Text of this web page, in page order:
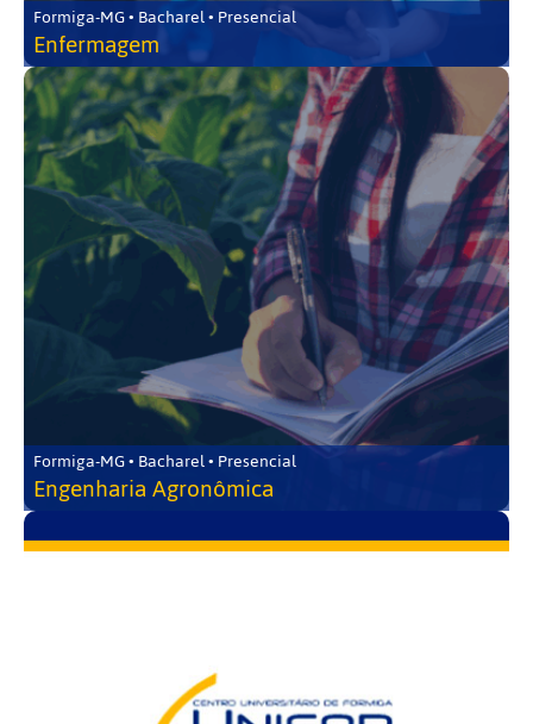
Formiga-MG • Bacharel • Presencial
Enfermagem
Formiga-MG • Bacharel • Presencial
Engenharia Agronômica